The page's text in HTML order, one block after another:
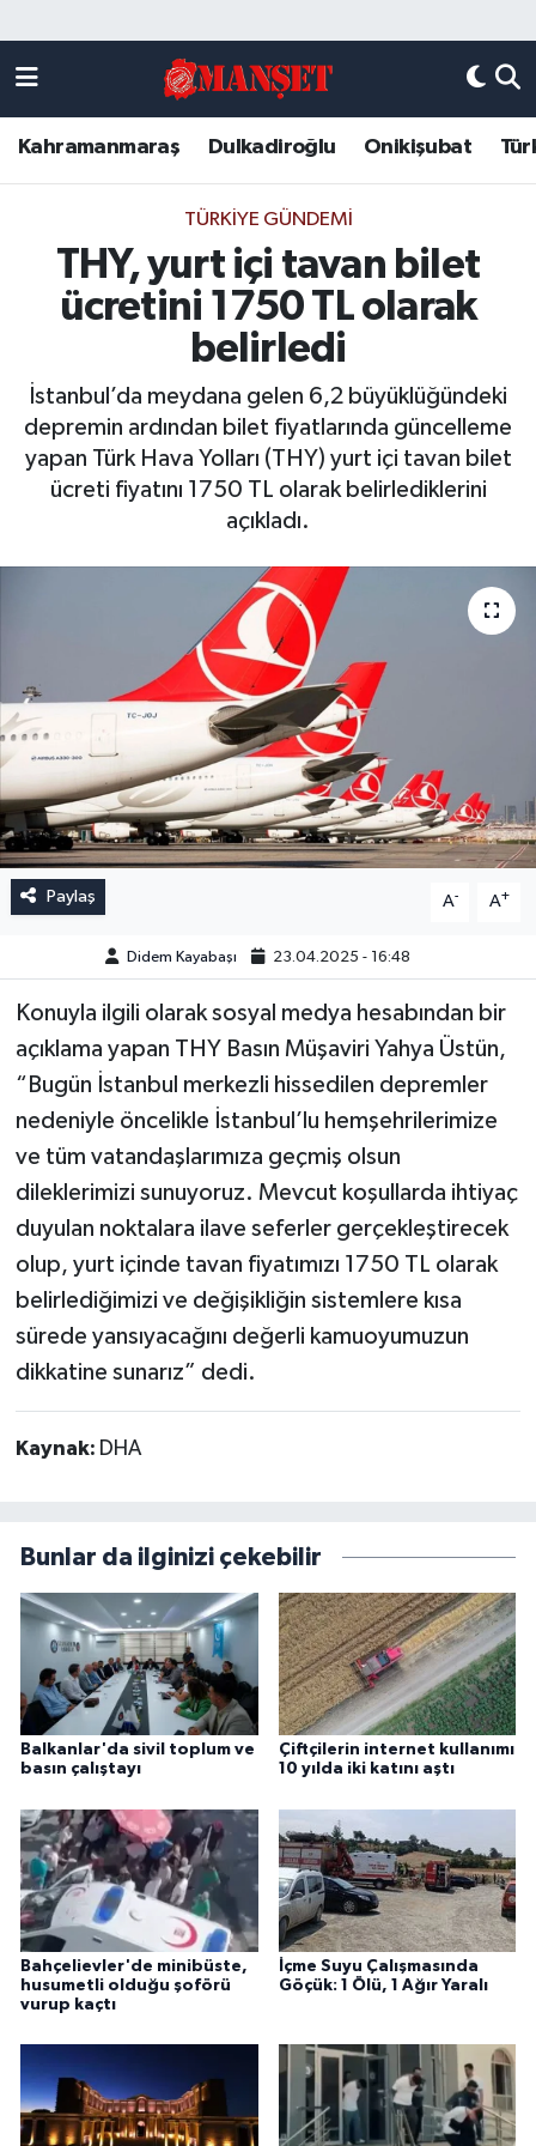
Kahramanmaraş Dulkadiroğlu Onikişubat
TÜRKIYE GÜNDEMI
THY, yurt içi tavan bilet
ücretini 1750 TL olarak
belirledi
İstanbul’da meydana gelen 6,2 büyüklüğündeki
depremin ardından bilet fiyatlarında güncelleme
yapan Türk Hava Yolları (THY) yurt içi tavan bilet
ücreti fiyatını 1750 TL olarak belirlediklerini
açıkladı.
Paylaş A- A+
Didem Kayabaşı 23.04.2025 - 16:48
Konuyla ilgili olarak sosyal medya hesabından bir
açıklama yapan THY Basın Müşaviri Yahya Üstün,
“Bugün İstanbul merkezli hissedilen depremler
nedeniyle öncelikle İstanbul’lu hemşehrilerimize
ve tüm vatandaşlarımıza geçmiş olsun
dileklerimizi sunuyoruz. Mevcut koşullarda ihtiyaç
duyulan noktalara ilave seferler gerçekleştirecek
olup, yurt içinde tavan fiyatımızı 1750 TL olarak
belirlediğimizi ve değişikliğin sistemlere kısa
sürede yansıyacağını değerli kamuoyumuzun
dikkatine sunarız” dedi.
Kaynak: DHA
Bunlar da ilginizi çekebilir
Balkanlar'da sivil toplum ve
basın çalıştayı
Çiftçilerin internet kullanımı
10 yılda iki katını aştı
Bahçelievler'de minibüste,
husumetli olduğu şoförü
vurup kaçtı
İçme Suyu Çalışmasında
Göçük: 1 Ölü, 1 Ağır Yaralı
DULKADİROĞLU
KAHRAMANMARAŞ
ONİKİŞUBAT
Künye
Kahramanmaraş Nöbetçi Eczaneler
Kahramanmaraş Hava Durumu
Kahramanmaraş Trafik Yoğunluk Haritası
Süper Lig Puan Durumu ve Fikstür
Tüm Manşetler
Son Dakika Haberleri
Haber Arşivi